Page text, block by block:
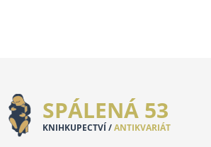
SPÁLENÁ 53
KNIHKUPECTVÍ /ANTIKVARIÁT